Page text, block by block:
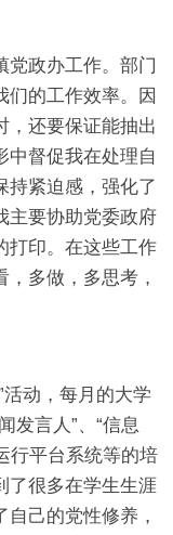
党政办工作。部门
们的工作效率。因
，还要保证能抽出
中督促我在处理自
持紧迫感，强化了
主要协助党委政府
打印。在这些工作
多做，多思考，
动，每月的大学
发言人”、“信息
行平台系统等的培
了很多在学生生涯
己的党性修养，